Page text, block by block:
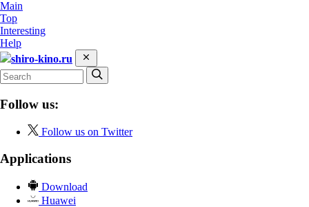
Main
Top
Interesting
Help
shiro-kino.ru
Follow us:
Follow us on Twitter
Applications
Download
Huawei